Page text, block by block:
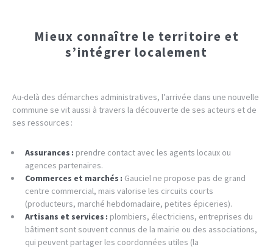
Mieux connaître le territoire et
s’intégrer localement
Au-delà des démarches administratives, l’arrivée dans une nouvelle
commune se vit aussi à travers la découverte de ses acteurs et de
ses ressources :
Assurances : prendre contact avec les agents locaux ou
agences partenaires.
Commerces et marchés : Gauciel ne propose pas de grand
centre commercial, mais valorise les circuits courts
(producteurs, marché hebdomadaire, petites épiceries).
Artisans et services : plombiers, électriciens, entreprises du
bâtiment sont souvent connus de la mairie ou des associations,
qui peuvent partager les coordonnées utiles (la